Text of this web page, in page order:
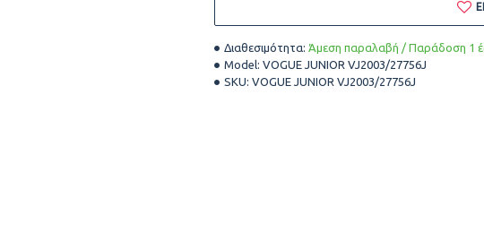
Διαθεσιμότητα: Άμεση παραλαβή / Παράδοση 1
Model: VOGUE JUNIOR VJ2003/27756J
SKU: VOGUE JUNIOR VJ2003/27756J